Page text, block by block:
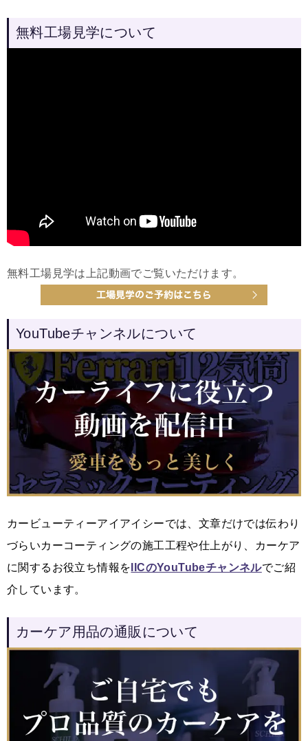
無料工場見学について
無料工場見学は上記動画でご覧いただけます。
YouTubeチャンネルについて
カービューティーアイアイシーでは、文章だけでは伝わり
づらいカーコーティングの施工工程や仕上がり、カーケア
に関するお役立ち情報を IICのYouTubeチャンネルでご紹
介しています。
カーケア用品の通販について